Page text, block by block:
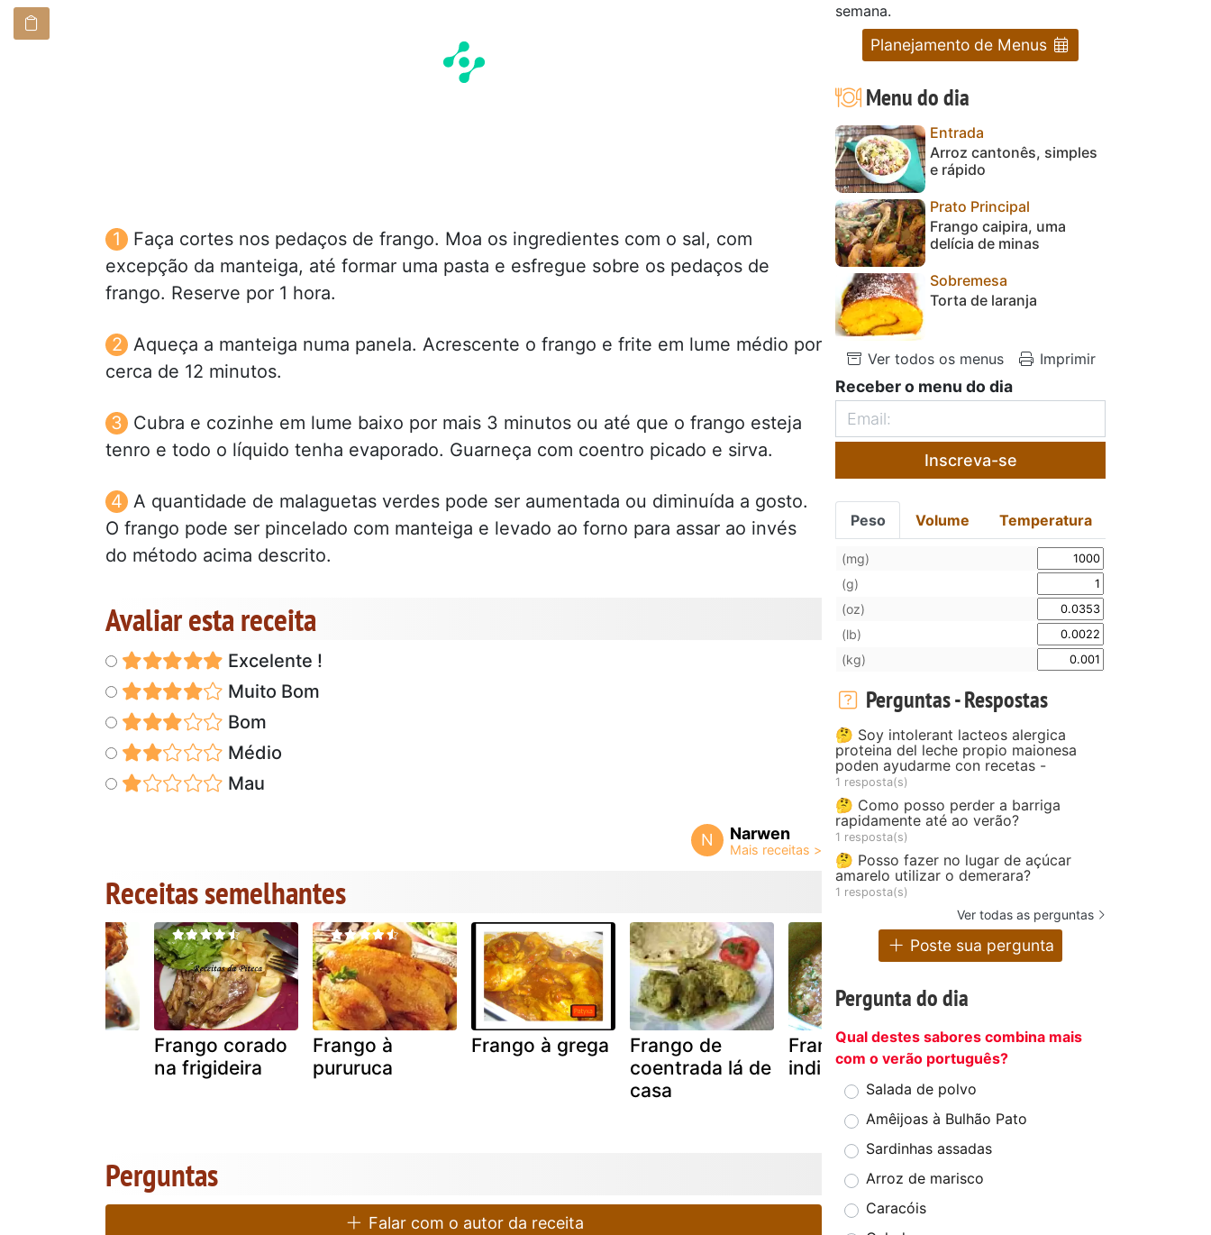
Faça cortes nos pedaços de frango. Moa os ingredientes com o sal, com
excepção da manteiga, até formar uma pasta e esfregue sobre os pedaços de
frango. Reserve por 1 hora.
Aqueça a manteiga numa panela. Acrescente o frango e frite em lume médio por
cerca de 12 minutos.
Cubra e cozinhe em lume baixo por mais 3 minutos ou até que o frango esteja
tenro e todo o líquido tenha evaporado. Guarneça com coentro picado e sirva.
A quantidade de malaguetas verdes pode ser aumentada ou diminuída a gosto.
O frango pode ser pincelado com manteiga e levado ao forno para assar ao invés
do método acima descrito.
Avaliar esta receita
Excelente !
Muito Bom
Bom
Médio
Mau
N Narwen
Receitas semelhantes
Frango corado
na frigideira
Frango à
pururuca
Frango à grega
Frango de
coentrada lá de
casa
Frango à
indiana
Frango grelado
a moda
moçambicana
Perguntas
Falar com o autor da receita
semana.
Planejamento de Menus
Menu do dia
Entrada
Arroz cantonês, simples
e rápido
Prato Principal
Frango caipira, uma
delícia de minas
Sobremesa
Torta de laranja
Ver todos os menus Imprimir
Receber o menu do dia
Inscreva-se
Peso Volume Temperatura
(mg)
(g)
(oz)
(lb)
(kg)
Perguntas - Respostas
🤔 Soy intolerant lacteos alergica
proteina del leche propio maionesa
poden ayudarme con recetas -
1 resposta(s)
🤔 Como posso perder a barriga
rapidamente até ao verão?
1 resposta(s)
🤔 Posso fazer no lugar de açúcar
amarelo utilizar o demerara?
1 resposta(s)
Ver todas as perguntas
Poste sua pergunta
Pergunta do dia
Qual destes sabores combina mais
com o verão português?
Salada de polvo
Amêijoas à Bulhão Pato
Sardinhas assadas
Arroz de marisco
Caracóis